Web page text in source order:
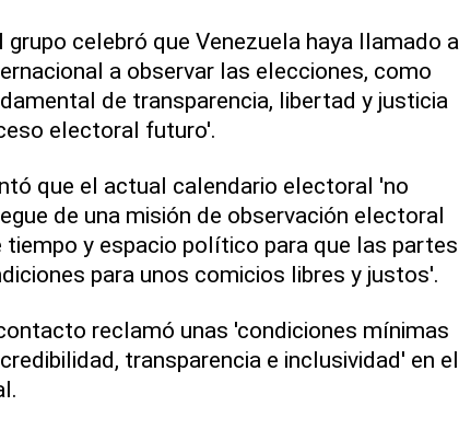
celebró que Venezuela haya llamado a
a observar las elecciones, como
de transparencia, libertad y justicia
electoral futuro'.
que el actual calendario electoral 'no
de una misión de observación electoral
tiempo y espacio político para que las partes
para unos comicios libres y justos'.
reclamó unas 'condiciones mínimas
transparencia e inclusividad' en el